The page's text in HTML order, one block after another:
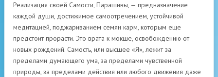
Реализация своей Самости, Парашивы, — предназначение
каждой души, достижимое самоотречением, устойчивой
медитацией, поджариванием семян карм, которым еще
предстоит прорасти. Это врата к мокше, освобождению от
новых рождений. Самость, или высшее «Я», лежит за
пределами думающего ума, за пределами чувственной
природы, за пределами действия или любого движения даже